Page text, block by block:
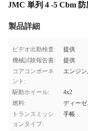
JMC 単列 4 -5 Cbm
製品詳細
ビデオ出勤検査:
提供
機械試験報告書:
提供
コアコンポーネ
ント:
エンジ
駆動ホイール:
4x2
燃料:
ディー
トランスミッシ
ョンタイプ:
手帳